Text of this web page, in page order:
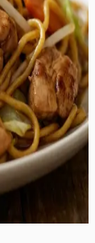
pannil või
kiireks ja
magus
valmivat ja
seda
mis on